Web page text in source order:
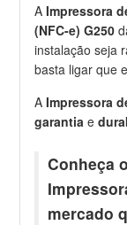
AImpressora
(NFC-e) G250
instalação seja
basta ligar que
AImpressora
garantia e
Conheça
mercado